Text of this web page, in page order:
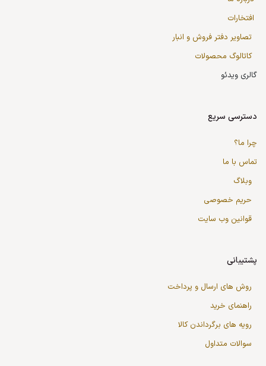
افتخارات
تصاویر دفتر فروش و انبار
کاتالوگ محصولات
گالری ویدئو
دسترسی سریع
چرا ما؟
تماس با ما
وبلاگ
حریم خصوصی
قوانین وب سایت
پشتیبانی
روش های ارسال و پرداخت
راهنمای خرید
رویه های برگرداندن کالا
سوالات متداول